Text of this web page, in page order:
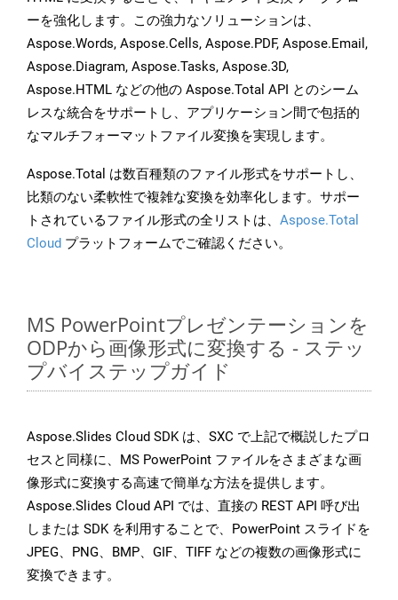
ーを強化します。この強力なソリューションは、
Aspose.Words, Aspose.Cells, Aspose.PDF, Aspose.Email,
Aspose.Diagram, Aspose.Tasks, Aspose.3D,
Aspose.HTML などの他の Aspose.Total API とのシーム
レスな統合をサポートし、アプリケーション間で包括的
なマルチフォーマットファイル変換を実現します。
Aspose.Total は数百種類のファイル形式をサポートし、
比類のない柔軟性で複雑な変換を効率化します。サポー
トされているファイル形式の全リストは、 Aspose.Total
Cloud プラットフォームでご確認ください。
MS PowerPointプレゼンテーションを
ODPから画像形式に変換する - ステッ
プバイステップガイド
Aspose.Slides Cloud SDK は、SXC で上記で概説したプロ
セスと同様に、MS PowerPoint ファイルをさまざまな画
像形式に変換する高速で簡単な方法を提供します。
Aspose.Slides Cloud API では、直接の REST API 呼び出
しまたは SDK を利用することで、PowerPoint スライドを
JPEG、PNG、BMP、GIF、TIFF などの複数の画像形式に
変換できます。